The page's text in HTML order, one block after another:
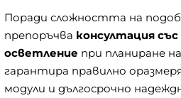
Поради сложността на
препоръчва консултация
осветление при планиране
гарантира правилно
модули и дългосрочно